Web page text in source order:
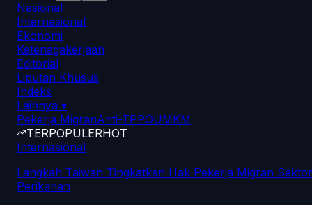
Nasional
Internasional
Ekonomi
Ketenagakerjaan
Editorial
Liputan Khusus
Indeks
Lainnya ▾
Pekerja MigranAnti-TPPOUMKM
TERPOPULERHOT
Internasional
Langkah Taiwan Tingkatkan Hak Pekerja Migran Sektor
Perikanan